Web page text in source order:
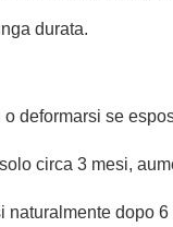
durata.
deformarsi se
circa 3 mesi,